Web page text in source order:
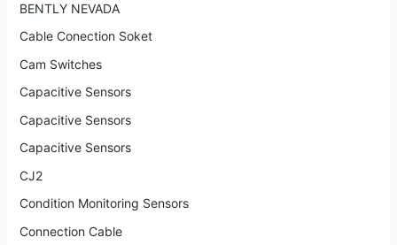
BENTLY NEVADA
Cable Conection Soket
Cam Switches
Capacitive Sensors
Capacitive Sensors
Capacitive Sensors
CJ2
Condition Monitoring Sensors
Connection Cable